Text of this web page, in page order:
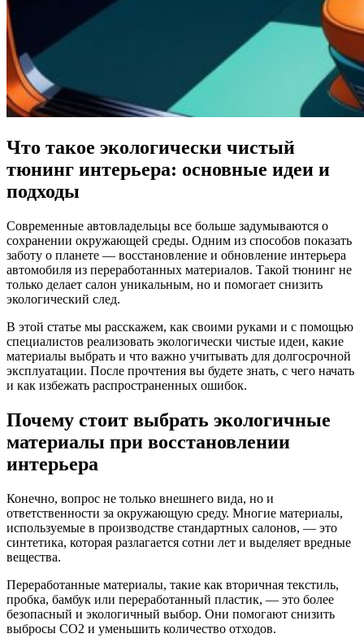
Что такое экологически чистый
тюнинг интерьера: основные идеи и
подходы
Современные автовладельцы все больше задумываются о
сохранении окружающей среды. Одним из способов показать
заботу о планете — восстановление и обновление интерьера
автомобиля из переработанных материалов. Такой тюнинг не
только делает салон уникальным, но и помогает снизить
экологический след.
В этой статье мы расскажем, как своими руками и с помощью
специалистов реализовать экологически чистые идеи, какие
материалы выбрать и что важно учитывать для долгосрочной
эксплуатации. После прочтения вы будете знать, с чего начать
и как избежать распространенных ошибок.
Почему стоит выбрать экологичные
материалы при восстановлении
интерьера
Конечно, вопрос не только внешнего вида, но и
ответственности за окружающую среду. Многие материалы,
используемые в производстве стандартных салонов, — это
синтетика, которая разлагается сотни лет и выделяет вредные
вещества.
Переработанные материалы, такие как вторичная текстиль,
пробка, бамбук или переработанный пластик, — это более
безопасный и экологичный выбор. Они помогают снизить
выбросы CO2 и уменьшить количество отходов.